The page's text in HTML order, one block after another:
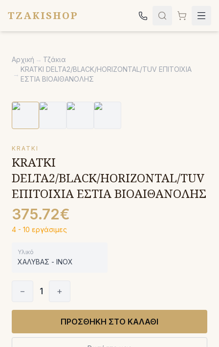
TZAKISHOP
Σόμπες
Ψησταριές
Κήπος
Επικοινωνία
Καλέστε μας:2651042024
Αρχική → Τζάκια
→
KRATKI DELTA2/BLACK/HORIZONTAL/TUV ΕΠΙΤΟΙΧΙΑ
ΕΣΤΙΑ ΒΙΟΑΙΘΑΝΟΛΗΣ
KRATKI
KRATKI
DELTA2/BLACK/HORIZONTAL/TUV
ΕΠΙΤΟΙΧΙΑ ΕΣΤΙΑ ΒΙΟΑΙΘΑΝΟΛΗΣ
375.72€
4 - 10 εργάσιμες
Υλικό
ΧΑΛΥΒΑΣ - INOX
− 1 +
ΠΡΟΣΘΗΚΗ ΣΤΟ ΚΑΛΑΘΙ